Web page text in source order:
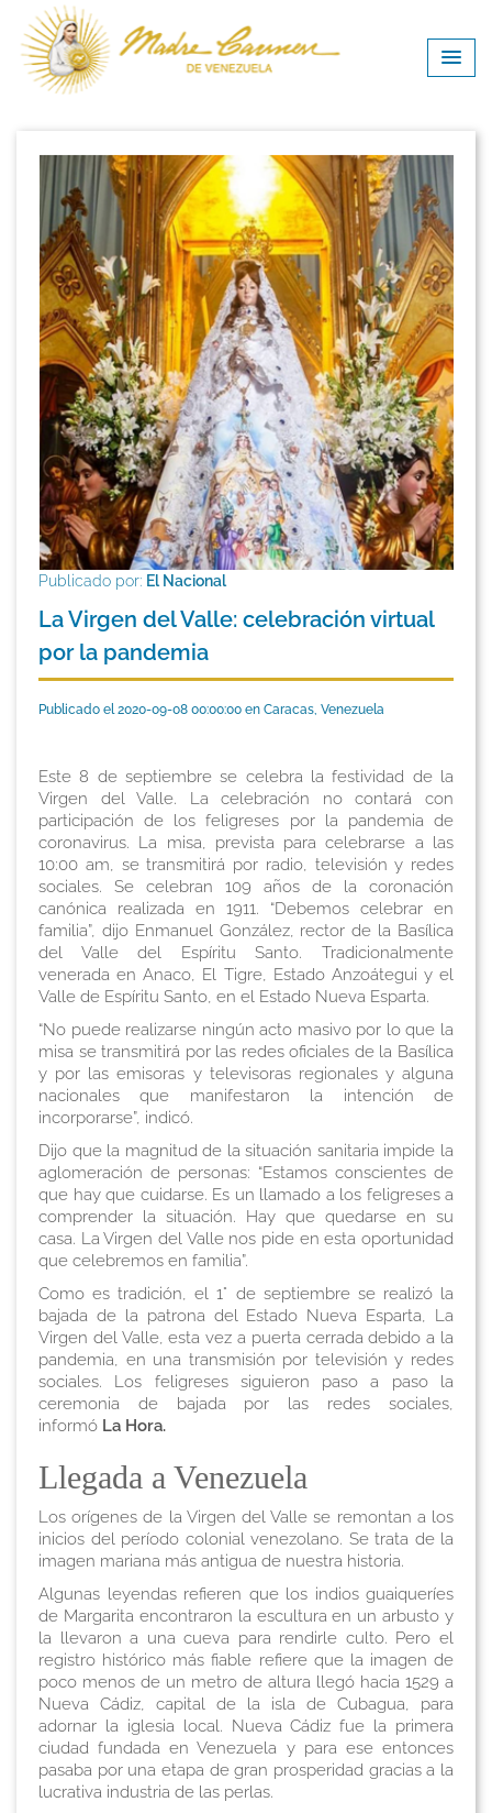
Publicado por: El Nacional
La Virgen del Valle: celebración virtual
por la pandemia
Publicado el 2020-09-08 00:00:00 en Caracas, Venezuela
Este 8 de septiembre se celebra la festividad de la
Virgen del Valle. La celebración no contará con
participación de los feligreses por la pandemia de
coronavirus. La misa, prevista para celebrarse a las
10:00 am, se transmitirá por radio, televisión y redes
sociales. Se celebran 109 años de la coronación
canónica realizada en 1911. “Debemos celebrar en
familia”, dijo Enmanuel González, rector de la Basílica
del Valle del Espíritu Santo. Tradicionalmente
venerada en Anaco, El Tigre, Estado Anzoátegui y el
Valle de Espíritu Santo, en el Estado Nueva Esparta.
“No puede realizarse ningún acto masivo por lo que la
misa se transmitirá por las redes oficiales de la Basílica
y por las emisoras y televisoras regionales y alguna
nacionales que manifestaron la intención de
incorporarse”, indicó.
Dijo que la magnitud de la situación sanitaria impide la
aglomeración de personas: “Estamos conscientes de
que hay que cuidarse. Es un llamado a los feligreses a
comprender la situación. Hay que quedarse en su
casa. La Virgen del Valle nos pide en esta oportunidad
que celebremos en familia”.
Como es tradición, el 1° de septiembre se realizó la
bajada de la patrona del Estado Nueva Esparta, La
Virgen del Valle, esta vez a puerta cerrada debido a la
pandemia, en una transmisión por televisión y redes
sociales. Los feligreses siguieron paso a paso la
ceremonia de bajada por las redes sociales,
informó La Hora.
Llegada a Venezuela
Los orígenes de la Virgen del Valle se remontan a los
inicios del período colonial venezolano. Se trata de la
imagen mariana más antigua de nuestra historia.
Algunas leyendas refieren que los indios guaiqueríes
de Margarita encontraron la escultura en un arbusto y
la llevaron a una cueva para rendirle culto. Pero el
registro histórico más fiable refiere que la imagen de
poco menos de un metro de altura llegó hacia 1529 a
Nueva Cádiz, capital de la isla de Cubagua, para
adornar la iglesia local. Nueva Cádiz fue la primera
ciudad fundada en Venezuela y para ese entonces
pasaba por una etapa de gran prosperidad gracias a la
lucrativa industria de las perlas.